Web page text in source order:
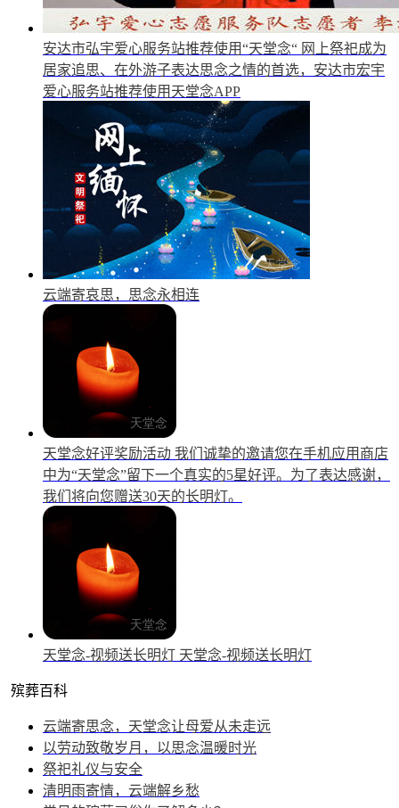
安达市弘宇爱心服务站推荐使用“天堂念“ 网上祭祀成为
居家追思、在外游子表达思念之情的首选，安达市宏宇
爱心服务站推荐使用天堂念APP
云端寄哀思，思念永相连
天堂念好评奖励活动 我们诚挚的邀请您在手机应用商店
中为“天堂念”留下一个真实的5星好评。为了表达感谢，
我们将向您赠送30天的长明灯。
天堂念-视频送长明灯 天堂念-视频送长明灯
殡葬百科
云端寄思念，天堂念让母爱从未走远
以劳动致敬岁月，以思念温暖时光
祭祀礼仪与安全
清明雨寄情，云端解乡愁